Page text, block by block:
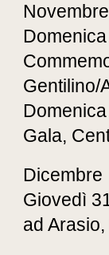
Novembre
Gentilino/
Gala,
Dicembre
Giovedì
ad